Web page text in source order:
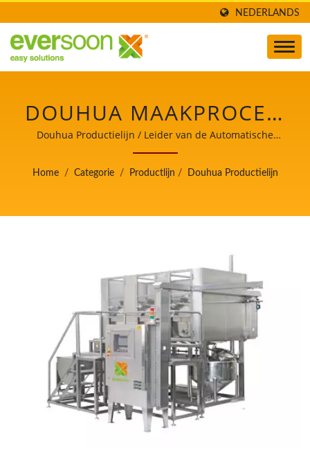
NEDERLANDS
DOUHUA MAAKPROCES,
DOUHUA
VERWERKINGSSTROOM,
VERWERKINGSPROCES,
DOUHUA PRODUCTIE,
DOUHUA PRODUCTIE
STROOMDIAGRAM,
DOUHUA
PRODUCTIEPROCES,
HOE DOUHUA TE
MAKEN, DOUHUA
Douhua Productielijn / Leider van de Automatische
Tofu- en Sojamelkmachines met de hoogste prioriteit
voor voedselveiligheid.
Home / Categorie / Productlijn / Douhua Productielijn